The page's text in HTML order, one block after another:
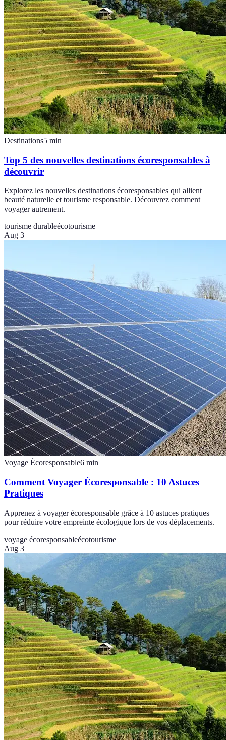
Destinations5 min
Top 5 des nouvelles destinations écoresponsables à
découvrir
Explorez les nouvelles destinations écoresponsables qui allient
beauté naturelle et tourisme responsable. Découvrez comment
voyager autrement.
tourisme durableécotourisme
Aug 3
Voyage Écoresponsable6 min
Comment Voyager Écoresponsable : 10 Astuces
Pratiques
Apprenez à voyager écoresponsable grâce à 10 astuces pratiques
pour réduire votre empreinte écologique lors de vos déplacements.
voyage écoresponsableécotourisme
Aug 3